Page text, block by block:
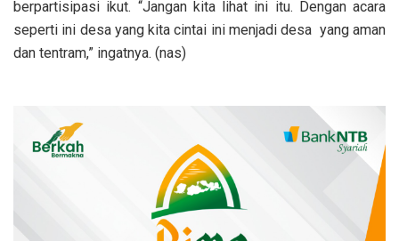
berpartisipasi ikut. “Jangan kita lihat ini itu. Dengan acara
seperti ini desa yang kita cintai ini menjadi desa yang aman
dan tentram,” ingatnya. (nas)